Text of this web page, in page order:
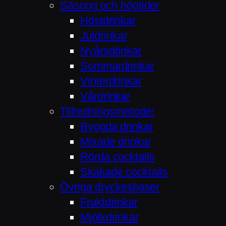
Säsong och högtider
Höstdrinkar
Juldrinkar
Nyårsdrinkar
Sommardrinkar
Vinterdrinkar
Vårdrinkar
Tillredningsmetoder
Byggda drinkar
Mixade drinkar
Rörda cocktails
Skakade cocktails
Övriga dryckesbaser
Fruktdrinkar
Mjölkdrinkar